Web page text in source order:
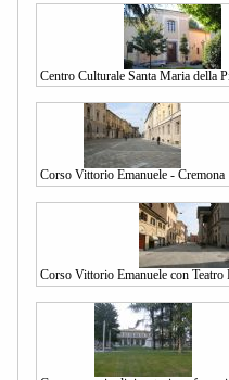
Centro Culturale Santa Maria della
Corso Vittorio Emanuele - Cremona
Corso Vittorio Emanuele con Teatro